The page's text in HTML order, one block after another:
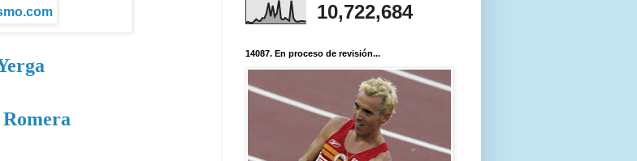
10,722,684
14087. En proceso de revisión...